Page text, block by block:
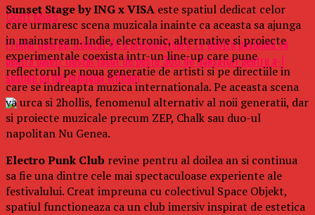
Don't Miss
Prinţul George, ironizat de o prezentatoare TV pentru pasiunea sa
pentru balet/ Gestul făcut de peste 300 de dansatori pentru a-l
susţine pe fiul prinţului William
Sunset Stage by ING x VISA este spatiul dedicat celor
care urmaresc scena muzicala inainte ca aceasta sa ajunga
in mainstream. Indie, electronic, alternative si proiecte
experimentale coexista intr-un line-up care pune
reflectorul pe noua generatie de artisti si pe directiile in
care se indreapta muzica internationala. Pe aceasta scena
va urca si 2hollis, fenomenul alternativ al noii generatii, dar
si proiecte muzicale precum ZEP, Chalk sau duo-ul
napolitan Nu Genea.
Electro Punk Club revine pentru al doilea an si continua
sa fie una dintre cele mai spectaculoase experiente ale
festivalului. Creat impreuna cu colectivul Space Objekt,
spatiul functioneaza ca un club imersiv inspirat de estetica